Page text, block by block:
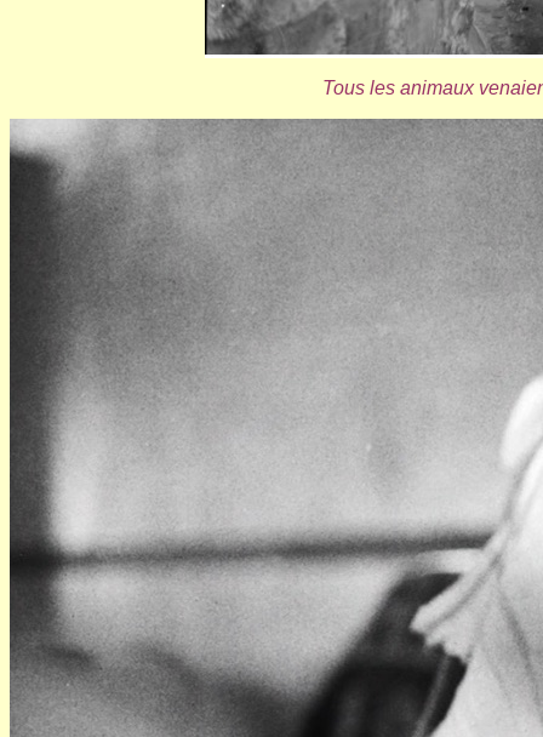
Tous les animaux